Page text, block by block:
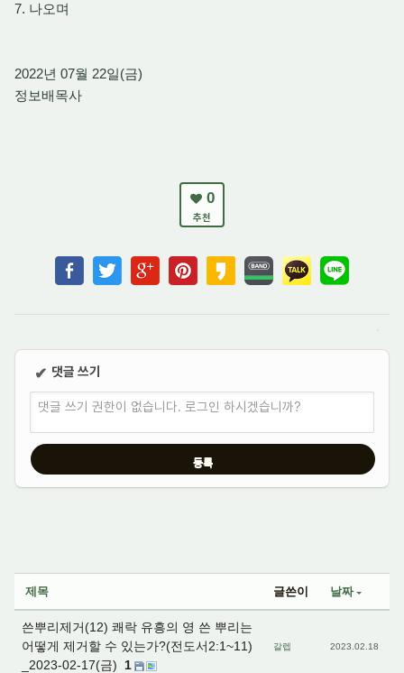
7. 나오며
2022년 07월 22일(금)
정보배목사
0
추천
✔ 댓글 쓰기
댓글 쓰기 권한이 없습니다. 로그인 하시겠습니까?
제목 글쓴이 날짜
쓴뿌리제거(12) 쾌락 유흥의 영 쓴 뿌리는
어떻게 제거할 수 있는가?(전도서2:1~11)
_2023-02-17(금)
1
갈렙 2023.02.18